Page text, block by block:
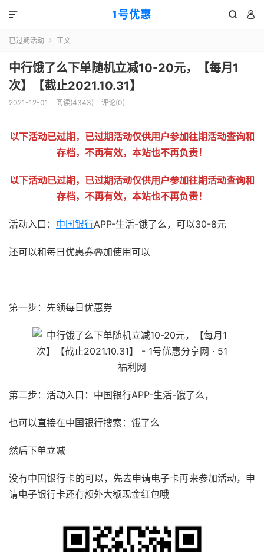
1号优惠  

已过期活动  正文
中行饿了么下单随机立减10-20元，【每月1
次】【截止2021.10.31】
2021-12-01 阅读(4343) 评论(0)
以下活动已过期，已过期活动仅供用户参加往期活动查询和
存档，不再有效，本站也不再负责！
以下活动已过期，已过期活动仅供用户参加往期活动查询和
存档，不再有效，本站也不再负责！
活动入口： 中国银行APP-生活-饿了么，可以30-8元
还可以和每日优惠券叠加使用可以
第一步：先领每日优惠券
第二步：活动入口：中国银行APP-生活-饿了么，
也可以直接在中国银行搜索：饿了么
然后下单立减
没有中国银行卡的可以，先去申请电子卡再来参加活动，申
请电子银行卡还有额外大额现金红包哦